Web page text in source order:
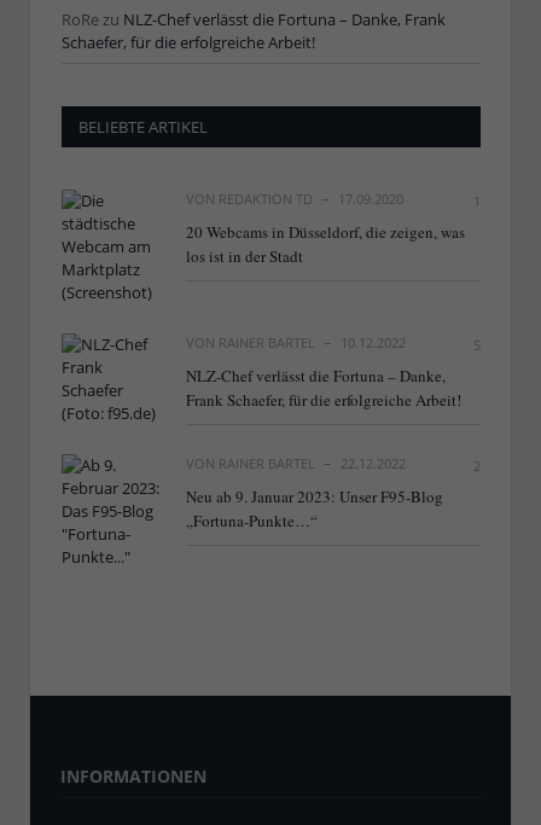
RoRezu NLZ-Chef verlässt die Fortuna – Danke, Frank
Schaefer, für die erfolgreiche Arbeit!
BELIEBTE ARTIKEL
VON REDAKTION TD 17.09.2020 1
20 Webcams in Düsseldorf, die zeigen, was
los ist in der Stadt
VON RAINER BARTEL 10.12.2022 5
NLZ-Chef verlässt die Fortuna – Danke,
Frank Schaefer, für die erfolgreiche Arbeit!
VON RAINER BARTEL 22.12.2022 2
Neu ab 9. Januar 2023: Unser F95-Blog
„Fortuna-Punkte…“
INFORMATIONEN